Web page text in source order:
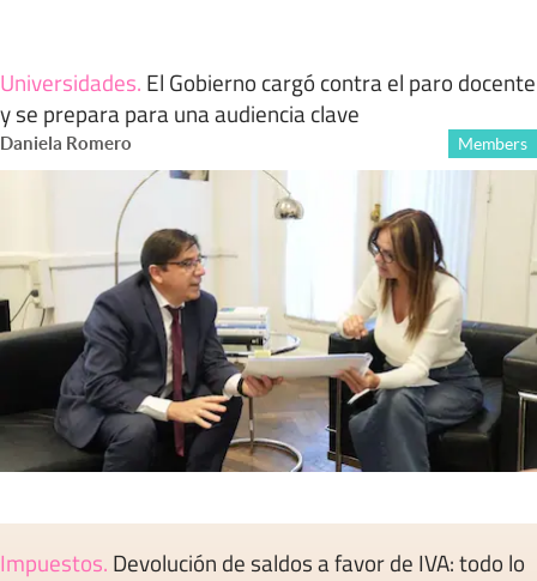
Universidades. El Gobierno cargó contra el paro docente
y se prepara para una audiencia clave
Daniela Romero Members
Impuestos. Devolución de saldos a favor de IVA: todo lo